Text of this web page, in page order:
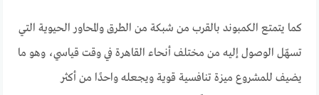
كما يتمتع الكمبوند بالقرب من شبكة من الطرق والمحاور الحيوية التي
تسهّل الوصول إليه من مختلف أنحاء القاهرة في وقت قياسي، وهو ما
يضيف للمشروع ميزة تنافسية قوية ويجعله واحدًا من أكثر